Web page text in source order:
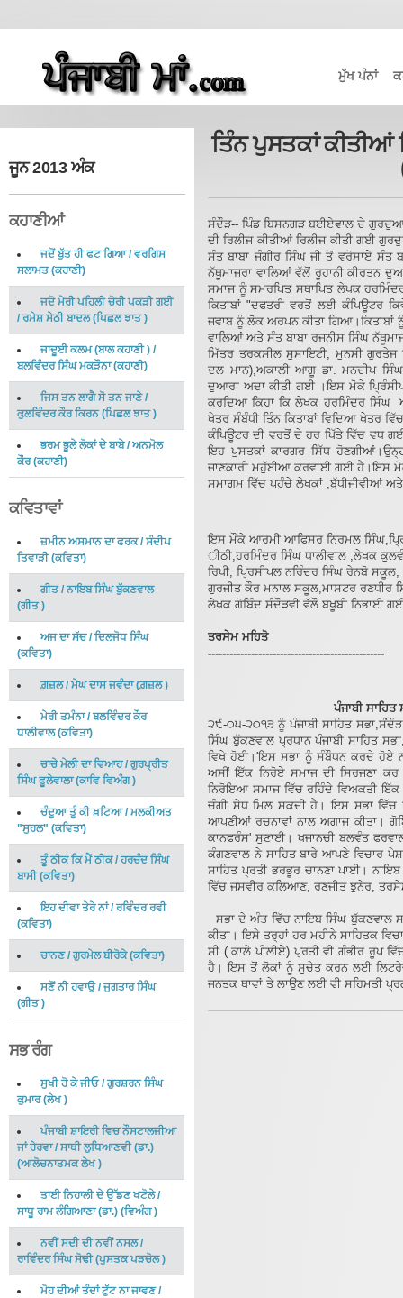
ਮੁੱਖ ਪੰਨਾਂ
ਜੂਨ 2013 ਅੰਕ
ਕਹਾਣੀਆਂ
ਜਦੋਂ ਬੁੱਤ ਹੀ ਫਟ ਗਿਆ/ਵਰਗਿਸ
ਸਲਾਮਤ(ਕਹਾਣੀ)
ਜਦੋ ਮੇਰੀ ਪਹਿਲੀ ਚੋਰੀ ਪਕੜੀ ਗਈ
/ ਰਮੇਸ਼ ਸੇਠੀ ਬਾਦਲ(ਪਿਛਲ ਝਾਤ)
ਜਾਦੂਈ ਕਲਮ (ਬਾਲ ਕਹਾਣੀ ) /
ਬਲਵਿੰਦਰ ਸਿੰਘ ਮਕੜੌਨਾ(ਕਹਾਣੀ)
ਜਿਸ ਤਨ ਲਾਗੈ ਸੋ ਤਨ ਜਾਣੇ/
ਕੁਲਵਿੰਦਰ ਕੌਰ ਕਿਰਨ(ਪਿਛਲ ਝਾਤ)
ਭਰਮ ਭੂਲੇ ਲੋਕਾਂ ਦੇ ਬਾਬੇ/ਅਨਮੋਲ
ਕੌਰ(ਕਹਾਣੀ)
ਕਵਿਤਾਵਾਂ
ਜ਼ਮੀਨ ਅਸਮਾਨ ਦਾ ਫਰਕ/ਸੰਦੀਪ
ਤਿਵਾੜੀ(ਕਵਿਤਾ)
ਗੀਤ/ਨਾਇਬ ਸਿੰਘ ਬੁੱਕਣਵਾਲ
(ਗੀਤ)
ਅਜ ਦਾ ਸੱਚ/ਦਿਲਜੋਧ ਸਿੰਘ
(ਕਵਿਤਾ)
ਗ਼ਜ਼ਲ/ ਮੇਘ ਦਾਸ ਜਵੰਦਾ(ਗ਼ਜ਼ਲ)
ਮੇਰੀ ਤਮੰਨਾ/ਬਲਵਿੰਦਰ ਕੌਰ
ਧਾਲੀਵਾਲ(ਕਵਿਤਾ)
ਚਾਚੇ ਮੇਲੀ ਦਾ ਵਿਆਹ/ ਗੁਰਪ੍ਰੀਤ
ਸਿੰਘ ਫੂਲੇਵਾਲਾ(ਕਾਵਿ ਵਿਅੰਗ)
ਚੰਦੂਆ ਤੂੰ ਕੀ ਖ਼ਟਿਆ/ਮਲਕੀਅਤ
"ਸੁਹਲ" (ਕਵਿਤਾ)
ਤੂੰ ਠੀਕ ਕਿ ਮੈਂ ਠੀਕ/ ਹਰਚੰਦ ਸਿੰਘ
ਬਾਸੀ(ਕਵਿਤਾ)
ਇਹ ਦੀਵਾ ਤੇਰੇ ਨਾਂ/ਰਵਿੰਦਰ ਰਵੀ
(ਕਵਿਤਾ)
ਚਾਨਣ/ ਗੁਰਮੇਲ ਬੀਰੋਕੇ(ਕਵਿਤਾ)
ਸਣੋਂ ਨੀ ਹਵਾਉ/ਜੁਗਤਾਰ ਸਿੰਘ
(ਗੀਤ)
ਸਭ ਰੰਗ
ਸੁਖੀ ਹੋ ਕੇ ਜੀਓ/ਗੁਰਸ਼ਰਨ ਸਿੰਘ
ਕੁਮਾਰ(ਲੇਖ)
ਪੰਜਾਬੀ ਸ਼ਾਇਰੀ ਵਿਚ ਨੌਸਟਾਲਜੀਆ
ਜਾਂ ਹੇਰਵਾ/ ਸਾਥੀ ਲੁਧਿਆਣਵੀ (ਡਾ.)
(ਆਲੋਚਨਾਤਮਕ ਲੇਖ)
ਤਾਈ ਨਿਹਾਲੀ ਦੇ ਉੱਡਣ ਖਟੋਲੇ/
ਸਾਧੂ ਰਾਮ ਲੰਗਿਆਣਾ (ਡਾ.) (ਵਿਅੰਗ)
ਨਵੀਂ ਸਦੀ ਦੀ ਨਵੀਂ ਨਸਲ/
ਰਾਵਿੰਦਰ ਸਿੰਘ ਸੋਢੀ(ਪੁਸਤਕ ਪੜਚੋਲ)
ਮੋਹ ਦੀਆਂ ਤੰਦਾਂ ਟੁੱਟ ਨਾ ਜਾਵਣ/
ਤਿੰਨ ਪੁਸਤਕਾਂ ਕੀਤੀਆਂ
ਸੰਦੌੜ-- ਪਿੰਡ ਬਿਸਨਗੜ ਬਈਏਵਾਲ ਦੇ
ਦੀ ਰਿਲੀਜ ਕੀਤੀਆਂ ਰਿਲੀਜ ਕੀਤੀ ਗਈ
ਸੰਤ ਬਾਬਾ ਜੰਗੀਰ ਸਿੰਘ ਜੀ ਤੋਂ ਵਰੋਸਾਏ ਸੰਤ
ਨੱਥੂਮਾਜਰਾ ਵਾਲਿਆਂ ਵੱਲੋਂ ਰੂਹਾਨੀ ਕੀਰਤਨ
ਸਮਾਜ ਨੂੰ ਸਮਰਪਿਤ ਸਥਾਪਿਤ ਲੇਖਕ
ਕਿਤਾਬਾਂ "ਦਫਤਰੀ ਵਰਤੋਂ ਲਈ ਕੰਪਿਊਟਰ
ਜਵਾਬ ਨੂੰ ਲੋਕ ਅਰਪਨ ਕੀਤਾ ਗਿਆ।ਕਿਤਾਬਾਂ
ਵਾਲਿਆਂ ਅਤੇ ਸੰਤ ਬਾਬਾ ਰਜਨੀਸ ਸਿੰਘ
ਮਿੱਤਰ ਤਰਕਸੀਲ ਸੁਸਾਇਟੀ, ਮੁਨਸੀ
ਦਲ ਮਾਨ),ਅਕਾਲੀ ਆਗੂ ਡਾ. ਮਨਦੀਪ
ਦੁਆਰਾ ਅਦਾ ਕੀਤੀ ਗਈ ।ਇਸ ਮੋਕੇ
ਕਰਦਿਆ ਕਿਹਾ ਕਿ ਲੇਖਕ ਹਰਮਿੰਦਰ ਸਿੰਘ
ਖੇਤਰ ਸੰਬੰਧੀ ਤਿੰਨ ਕਿਤਾਬਾਂ ਵਿਦਿਆ ਖੇਤਰ
ਕੰਪਿਊਟਰ ਦੀ ਵਰਤੋਂ ਦੇ ਹਰ ਖਿੱਤੇ ਵਿੱਚ ਵਧ
ਇਹ ਪੁਸਤਕਾਂ ਕਾਰਗਰ ਸਿੱਧ
ਜਾਣਕਾਰੀ ਮਹੁੱਈਆ ਕਰਵਾਈ ਗਈ ਹੈ।ਇਸ
ਸਮਾਗਮ ਵਿੱਚ ਪਹੁੰਚੇ ਲੇਖਕਾਂ ,ਬੁੱਧੀਜੀਵੀਆਂ
ਇਸ ਮੌਕੇ ਆਰਮੀ ਆਫਿਸਰ ਨਿਰਮਲ
ੀਠੀ,ਹਰਮਿੰਦਰ ਸਿੰਘ ਧਾਲੀਵਾਲ ,ਲੇਖਕ
ਰਿਖੀ, ਪ੍ਰਿਸੀਪਲ ਨਰਿੰਦਰ ਸਿੰਘ ਰੇਨਬੋ
ਗੁਰਜੀਤ ਕੌਰ ਮਨਾਲ ਸਕੂਲ,ਮਾਸਟਰ ਰਣਧੀਰ
ਲੇਖਕ ਗੋਬਿੰਦ ਸੰਦੌੜਵੀ ਵੱਲੌ ਬਖੂਬੀ ਨਿਭਾਈ
ਤਰਸੇਮ ਮਹਿਤੋ
-------------------------------------------------
ਪੰਜਾਬੀ
੨੯-੦੫-੨੦੧੩ ਨੂੰ ਪੰਜਾਬੀ ਸਾਹਿਤ
ਸਿੰਘ ਬੁੱਕਣਵਾਲ ਪ੍ਰਧਾਨ ਪੰਜਾਬੀ ਸਾਹਿਤ
ਵਿਖੇ ਹੋਈ।'ਇਸ ਸਭਾ ਨੂੰ ਸੰਬੌਧਨ ਕਰਦੇ ਹੋਏ
ਅਸੀਂ ਇੱਕ ਨਿਰੋਏ ਸਮਾਜ ਦੀ ਸਿਰਜਣਾ
ਨਿਰੋਇਆ ਸਮਾਜ ਵਿੱਚ ਰਹਿੰਦੇ ਵਿਅਕਤੀ
ਚੰਗੀ ਸੇਧ ਮਿਲ ਸਕਦੀ ਹੈ। ਇਸ ਸਭਾ ਵਿੱਚ
ਆਪਣੀਆਂ ਰਚਨਾਵਾਂ ਨਾਲ ਅਗਾਜ ਕੀਤਾ।
ਕਾਨਫਰੰਸ' ਸੁਣਾਈ। ਖਜਾਨਚੀ ਬਲਵੰਤ
ਕੰਗਣਵਾਲ ਨੇ ਸਾਹਿਤ ਬਾਰੇ ਆਪਣੇ ਵਿਚਾਰ
ਸਾਹਿਤ ਪ੍ਰਤੀ ਭਰਭੂਰ ਚਾਨਣਾ ਪਾਈ।
ਵਿੱਚ ਜਸਵੀਰ ਕਲਿਆਣ, ਰਣਜੀਤ ਝੁਨੇਰ,
ਸਭਾ ਦੇ ਅੰਤ ਵਿੱਚ ਨਾਇਬ ਸਿੰਘ ਬੁੱਕਣਵਾਲ
ਕੀਤਾ। ਇਸੇ ਤਰ੍ਹਾਂ ਹਰ ਮਹੀਨੇ ਸਾਹਿਤਕ
ਸੀ ( ਕਾਲੇ ਪੀਲੀਏ) ਪ੍ਰਤੀ ਵੀ ਗੰਭੀਰ ਰੂਪ
ਹੈ। ਇਸ ਤੋਂ ਲੋਕਾਂ ਨੂੰ ਸੁਚੇਤ ਕਰਨ ਲਈ
ਜਨਤਕ ਥਾਵਾਂ ਤੇ ਲਾਉਣ ਲਈ ਵੀ ਸਹਿਮਤੀ